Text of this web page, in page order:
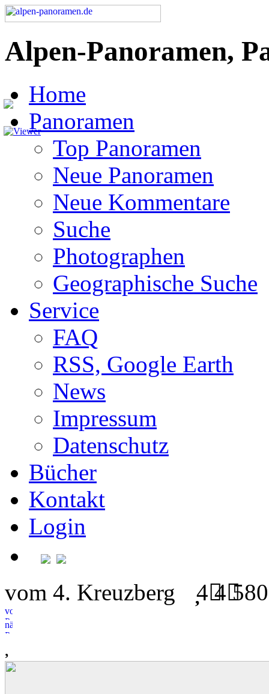
Alpen-Panoramen,
Home
Panoramen
Top Panoramen
Neue Panoramen
Neue Kommentare
Suche
Photographen
Geographische Suche
Service
FAQ
RSS, Google Earth
News
Impressum
Datenschutz
Bücher
Kontakt
Login
vom 4. Kreuzberg 4 4